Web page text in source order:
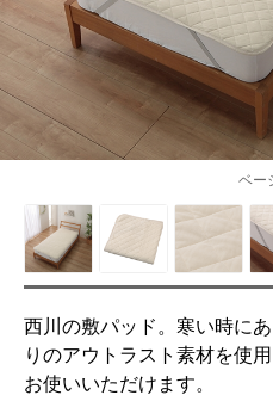
ベー
西川の敷パッド。寒い時に
りのアウトラスト素材を使
お使いいただけます。